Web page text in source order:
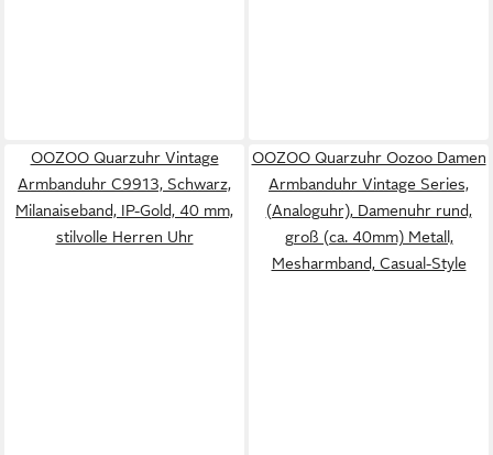
OOZOO Quarzuhr Vintage
Armbanduhr C9913, Schwarz,
Milanaiseband, IP-Gold, 40 mm,
stilvolle Herren Uhr
OOZOO Quarzuhr Oozoo Damen
Armbanduhr Vintage Series,
(Analoguhr), Damenuhr rund,
groß (ca. 40mm) Metall,
Mesharmband, Casual-Style